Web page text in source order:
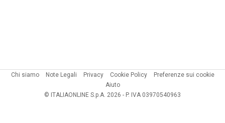
Chi siamo Note Legali Privacy Cookie Policy
Preferenze sui cookie
Aiuto
© ITALIAONLINE S.p.A. 2026 - P. IVA 03970540963